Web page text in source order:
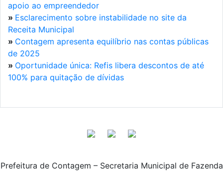
apoio ao empreendedor
» Esclarecimento sobre instabilidade no site da
Receita Municipal
» Contagem apresenta equilíbrio nas contas públicas
de 2025
» Oportunidade única: Refis libera descontos de até
100% para quitação de dívidas
Prefeitura de Contagem – Secretaria Municipal de Fazenda